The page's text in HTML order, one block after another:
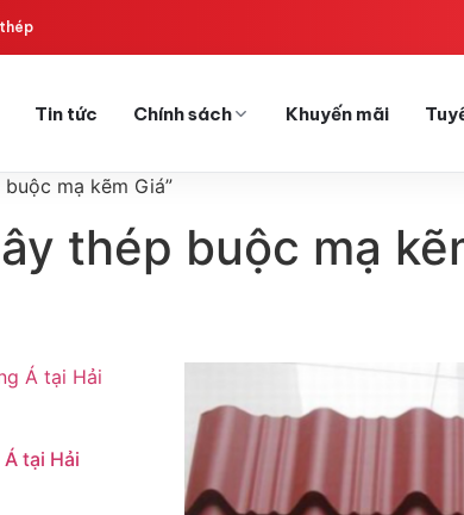
Tin tức Chính sách Khuyến mãi
mạ kẽm Giá”
thép buộc mạ
tại Hải